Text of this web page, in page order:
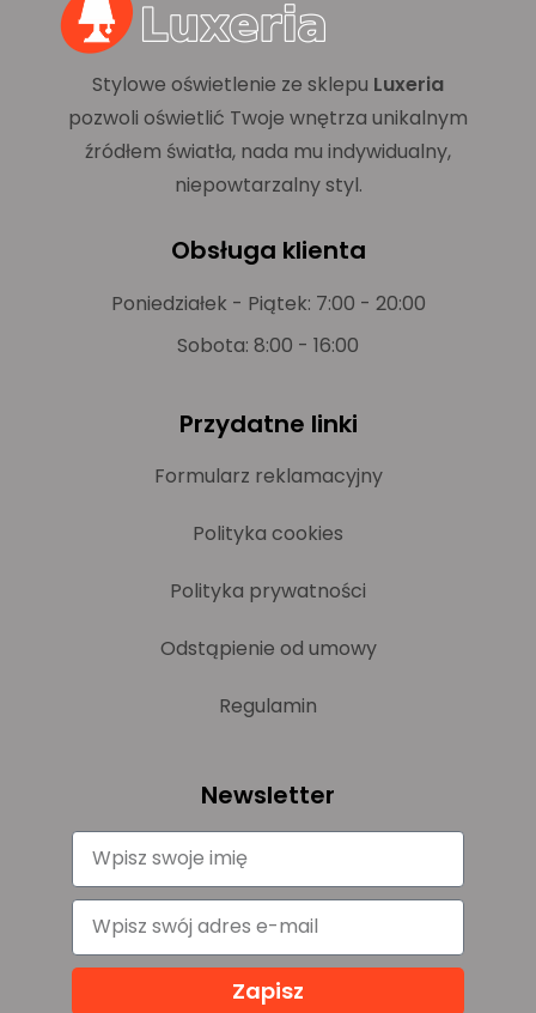
Stylowe oświetlenie ze sklepu Luxeria
pozwoli oświetlić Twoje wnętrza unikalnym
źródłem światła, nada mu indywidualny,
niepowtarzalny styl.
Obsługa klienta
Poniedziałek - Piątek: 7:00 - 20:00
Sobota: 8:00 - 16:00
Przydatne linki
Formularz reklamacyjny
Polityka cookies
Polityka prywatności
Odstąpienie od umowy
Regulamin
Newsletter
Zapisz